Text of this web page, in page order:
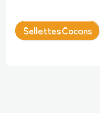
Sellettes Cocons